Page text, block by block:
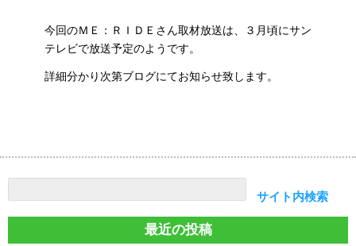
今回のＭＥ：ＲＩＤＥさん取材放送は、３月頃にサン
テレビで放送予定のようです。
詳細分かり次第ブログにてお知らせ致します。
サイト内検索
最近の投稿